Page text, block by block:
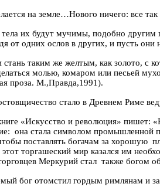
на земле…Нового ничего: все
тела их будут мучимы, подобно другим
от одних ослов в других, и пусть
стань таким же желтым, как золото, с
молью, комаром или песьей
проза. М.,Правда,1991).
стало в Древнем Риме
«Искусство и революция» пишет:
она стала символом промышленной
поставлять богачам за хорошую
торгашеский мир казался им
Меркурий стал также богом
бог отомстил гордым римлянам и